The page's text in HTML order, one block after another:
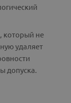
который не
удаляет
допуска.